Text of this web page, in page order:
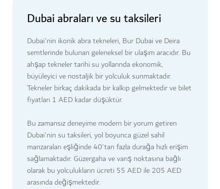
Dubai abraları ve su taksileri
Dubai'nin ikonik abra tekneleri, Bur Dubai ve Deira
semtlerinde bulunan geleneksel bir ulaşım aracıdır. Bu
ahşap tekneler tarihi su yollarında ekonomik,
büyüleyici ve nostaljik bir yolculuk sunmaktadır.
Tekneler birkaç dakikada bir kalkıp gelmektedir ve bilet
fiyatları 1 AED kadar düşüktür.
Bu zamansız deneyime modern bir yorum getiren
Dubai'nin su taksileri, yol boyunca güzel sahil
manzaraları eşliğinde 40'tan fazla durağa hızlı erişim
sağlamaktadır. Güzergaha ve varış noktasına bağlı
olarak bu yolculukların ücreti 55 AED ile 205 AED
arasında değişmektedir.